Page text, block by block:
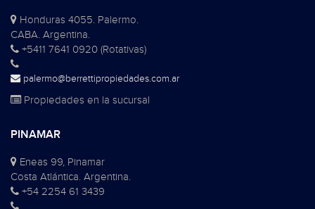
Honduras 4055. Palermo.
CABA. Argentina.
+5411 7641 0920 (Rotativas)
palermo@berrettipropiedades.com.ar
Propiedades en la sucursal
PINAMAR
Eneas 99, Pinamar
Costa Atlántica. Argentina.
+54 2254 61 3439